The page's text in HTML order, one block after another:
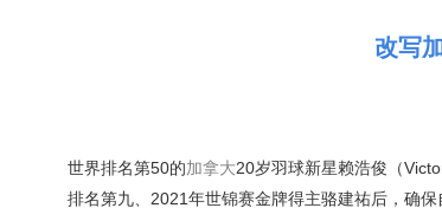
改写
世界排名第50的加拿大20岁羽球新星赖浩俊（
排名第九、2021年世锦赛金牌得主骆建祐后，确